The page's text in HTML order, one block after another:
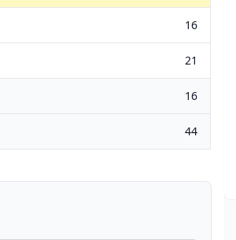
16
21
16
44